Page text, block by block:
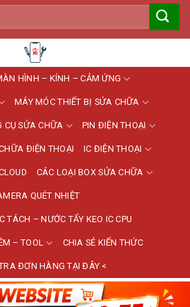
HÌNH – KÍNH – CẢM ỨNG
MÁY MÓC THIẾT BỊ SỬA CHỮA
CỤ SỬA CHỮA PIN ĐIỆN THOẠI
ĐIỆN THOẠI IC ĐIỆN THOẠI
CÁC LOẠI BOX SỬA CHỮA
QUÉT NHIỆT
TÁCH – NƯỚC TẨY KEO IC CPU
– TOOL CHIA SẺ KIẾN THỨC
ĐƠN HÀNG TẠI ĐÂY <